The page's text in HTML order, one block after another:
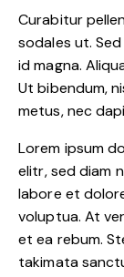
Curabitur
sodales ut.
id magna.
Ut bibendum,
metus, nec
Lorem ipsum
elitr, sed diam
labore et
voluptua. At
et ea rebum.
takimata